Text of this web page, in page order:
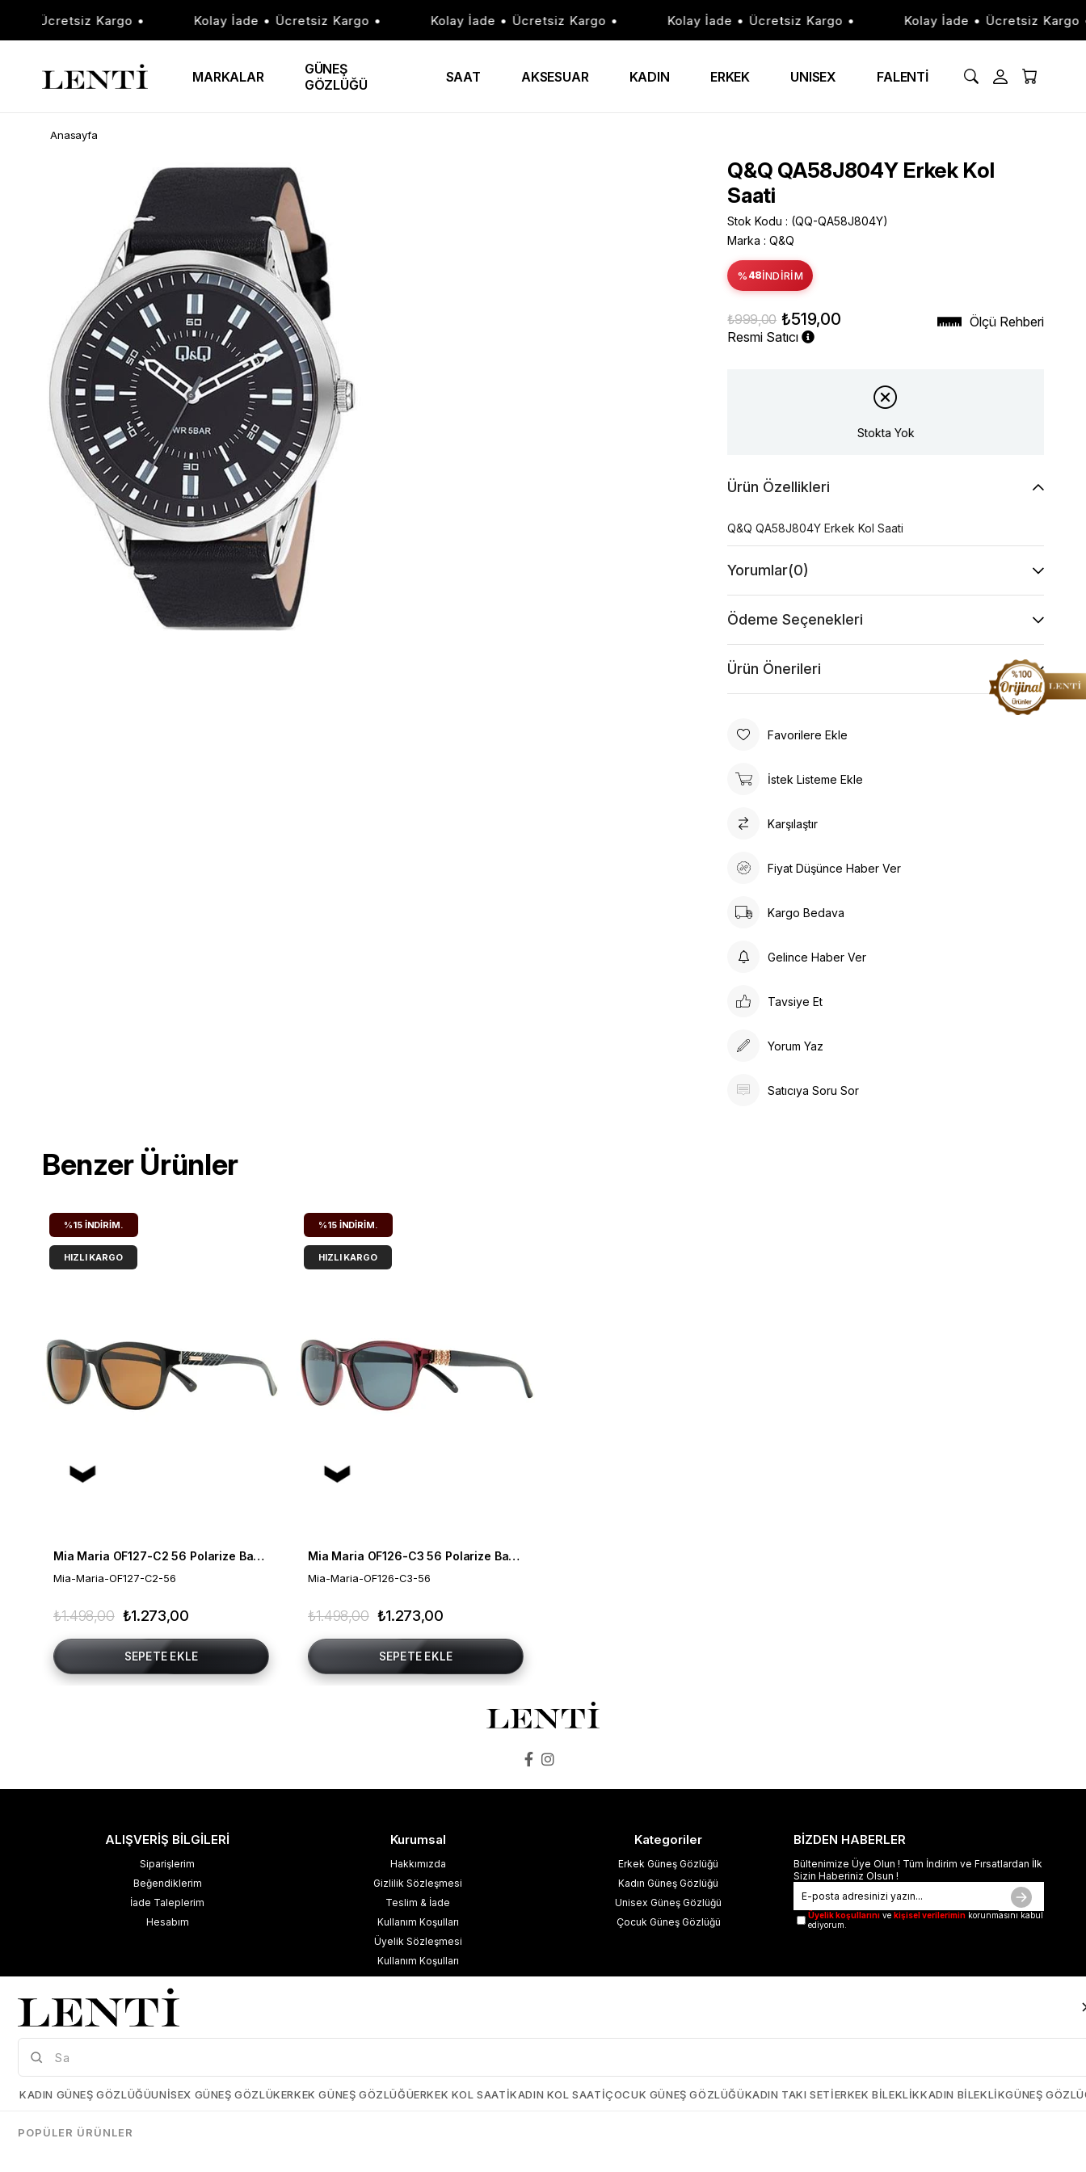
• Ücretsiz Kargo • Kolay İade • Ücretsiz Kargo • Kolay İade • Ücretsiz Kargo • Kolay İade • Ücretsiz Kargo • Kolay İade • Ücretsiz Kargo •
MARKALAR
GÜNEŞ
GÖZLÜĞÜ
SAAT AKSESUAR KADIN ERKEK UNISEX FALENTİ
Anasayfa
Q&Q QA58J804Y Erkek Kol
Saati
Stok Kodu
(QQ-QA58J804Y)
Marka : Q&Q
% 48İNDIRIM
₺999,00 ₺519,00
Resmi Satıcı
Ölçü Rehberi
Stokta Yok
Ürün Özellikleri
Q&Q QA58J804Y Erkek Kol Saati
Yorumlar(0)
Ödeme Seçenekleri
Ürün Önerileri
Favorilere Ekle
İstek Listeme Ekle
Karşılaştır
Fiyat Düşünce Haber Ver
Kargo Bedava
Gelince Haber Ver
Tavsiye Et
Yorum Yaz
Satıcıya Soru Sor
Benzer Ürünler
Mia Maria OF127-C2 56 Polarize Bayan Güneş Gözlüğü
Mia-Maria-OF127-C2-56
₺1.273,00
₺1.498,00
SEPETE EKLE
%15 İNDIRIM.
HIZLI KARGO
Mia Maria OF126-C3 56 Polarize Bayan Güneş Gözlüğü
Mia-Maria-OF126-C3-56
₺1.273,00
₺1.498,00
SEPETE EKLE
%15 İNDIRIM.
HIZLI KARGO
ALIŞVERİŞ BİLGİLERİ
Siparişlerim
Beğendiklerim
İade Taleplerim
Hesabım
Kurumsal
Hakkımızda
Gizlilik Sözleşmesi
Teslim & İade
Kullanım Koşulları
Üyelik Sözleşmesi
Kullanım Koşulları
Mesafeli Satış Sözleşmesi
Blog
Kategoriler
Erkek Güneş Gözlüğü
Kadın Güneş Gözlüğü
Unisex Güneş Gözlüğü
Çocuk Güneş Gözlüğü
BİZDEN HABERLER
Bültenimize Üye Olun ! Tüm İndirim ve Fırsatlardan İlk
Sizin Haberiniz Olsun !
Üyelik koşullarını ve kişisel verilerimin korunmasını kabul
ediyorum.
Çerez Kullanımı
kullanmaktayız. Detaylı bilgi için kişisel verilerin korunması hakkında
açıklama metnimizi inceleyebilirsiniz.
KADIN GÜNEŞ GÖZLÜĞÜUNISEX GÜNEŞ GÖZLÜKERKEK GÜNEŞ GÖZLÜĞÜERKEK KOL SAATIKADIN KOL SAATIÇOCUK GÜNEŞ GÖZLÜĞÜKADIN TAKI SETIERKEK BILEKLIKKADIN BILEKLIKGÜNEŞ
POPÜLER ÜRÜNLER